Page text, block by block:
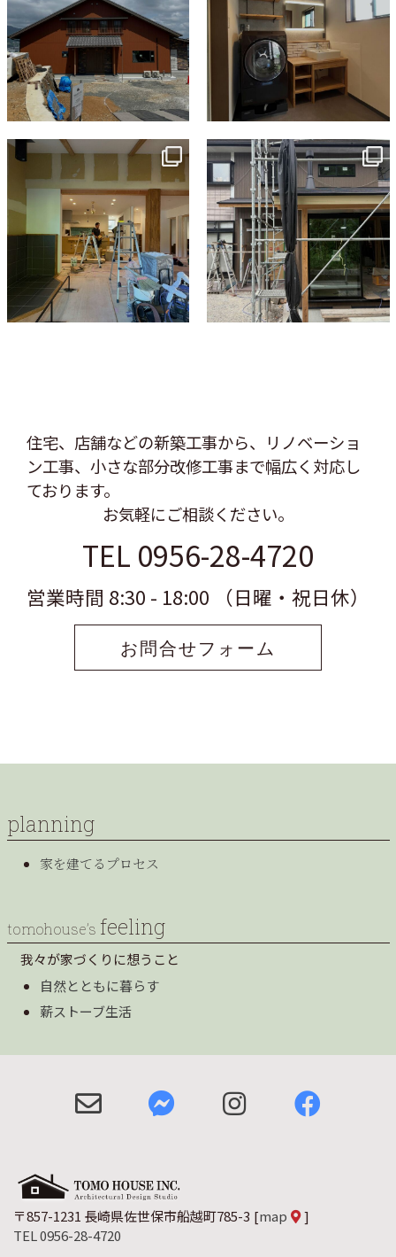
tomohouseinc
tomohouseinc
6月 3
住宅、店舗などの新築工事から、リノベーショ
ン工事、 小さな部分改修工事まで幅広く対応し
ております。
お気軽にご相談ください。
TEL 0956-28-4720
営業時間 8:30 - 18:00 （日曜・祝日休）
お問合せフォーム
planning
家を建てるプロセス
tomohouse’s feeling
我々が家づくりに想うこと
自然とともに暮らす
薪ストーブ生活
〒857-1231 長崎県佐世保市船越町785-3 [map
]
TEL 0956-28-4720